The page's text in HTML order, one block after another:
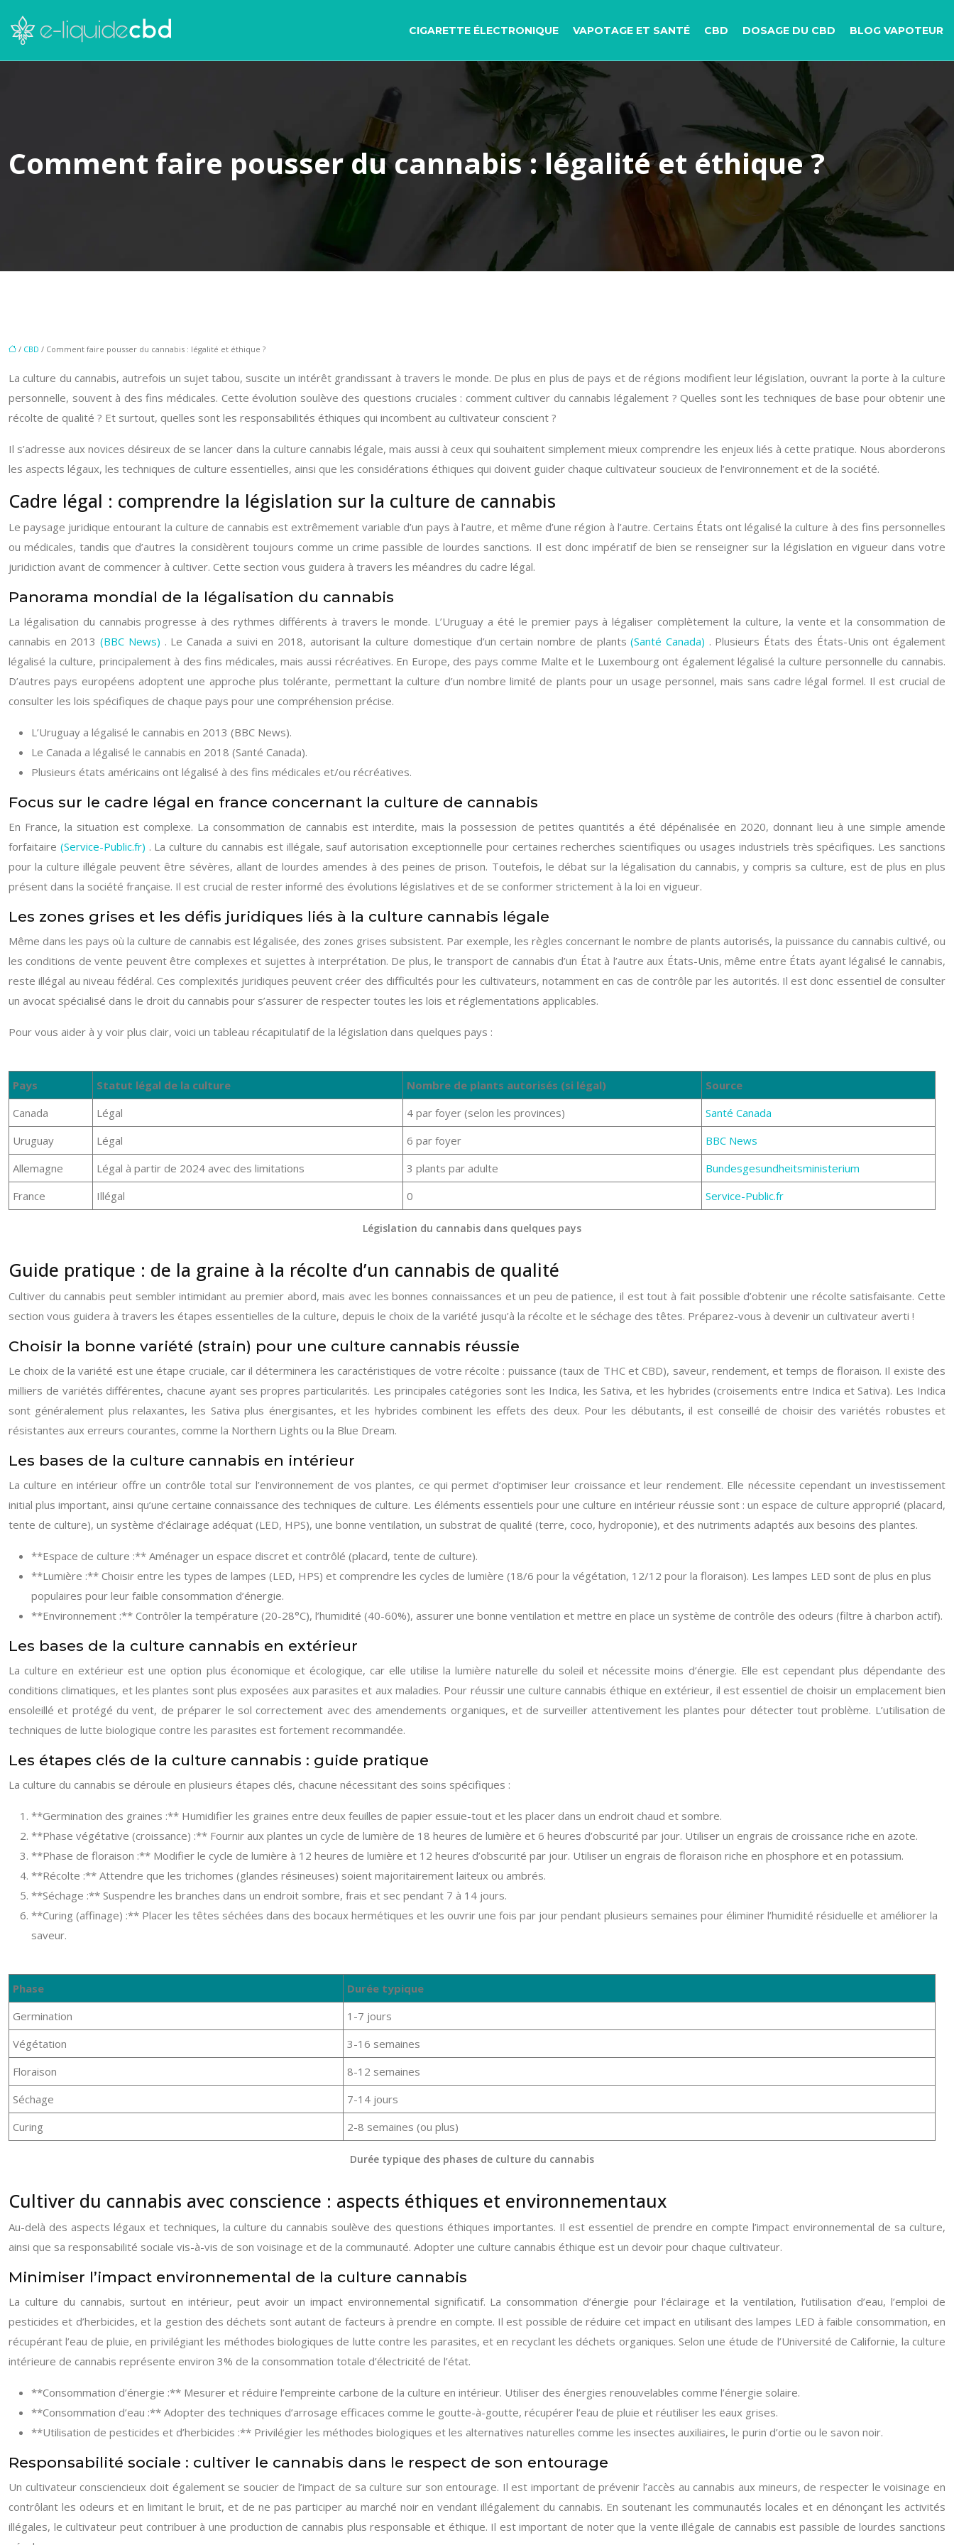
CIGARETTE ÉLECTRONIQUE VAPOTAGE ET SANTÉ CBD DOSAGE DU CBD BLOG VAPOTEUR
Comment faire pousser du cannabis : légalité et éthique ?
/ CBD / Comment faire pousser du cannabis : légalité et éthique ?
La culture du cannabis, autrefois un sujet tabou, suscite un intérêt grandissant à travers le monde. De plus en plus de pays et de régions modifient leur législation, ouvrant la porte à la culture
personnelle, souvent à des fins médicales. Cette évolution soulève des questions cruciales : comment cultiver du cannabis légalement ? Quelles sont les techniques de base pour obtenir une
récolte de qualité ? Et surtout, quelles sont les responsabilités éthiques qui incombent au cultivateur conscient ?
Il s’adresse aux novices désireux de se lancer dans la culture cannabis légale, mais aussi à ceux qui souhaitent simplement mieux comprendre les enjeux liés à cette pratique. Nous aborderons
les aspects légaux, les techniques de culture essentielles, ainsi que les considérations éthiques qui doivent guider chaque cultivateur soucieux de l’environnement et de la société.
Cadre légal : comprendre la législation sur la culture de cannabis
Le paysage juridique entourant la culture de cannabis est extrêmement variable d’un pays à l’autre, et même d’une région à l’autre. Certains États ont légalisé la culture à des fins personnelles
ou médicales, tandis que d’autres la considèrent toujours comme un crime passible de lourdes sanctions. Il est donc impératif de bien se renseigner sur la législation en vigueur dans votre
juridiction avant de commencer à cultiver. Cette section vous guidera à travers les méandres du cadre légal.
Panorama mondial de la légalisation du cannabis
La légalisation du cannabis progresse à des rythmes différents à travers le monde. L’Uruguay a été le premier pays à légaliser complètement la culture, la vente et la consommation de
cannabis en 2013(BBC News) . Le Canada a suivi en 2018, autorisant la culture domestique d’un certain nombre de plants(Santé Canada) . Plusieurs États des États-Unis ont également
légalisé la culture, principalement à des fins médicales, mais aussi récréatives. En Europe, des pays comme Malte et le Luxembourg ont également légalisé la culture personnelle du cannabis.
D’autres pays européens adoptent une approche plus tolérante, permettant la culture d’un nombre limité de plants pour un usage personnel, mais sans cadre légal formel. Il est crucial de
consulter les lois spécifiques de chaque pays pour une compréhension précise.
L’Uruguay a légalisé le cannabis en 2013 (BBC News).
Le Canada a légalisé le cannabis en 2018 (Santé Canada).
Plusieurs états américains ont légalisé à des fins médicales et/ou récréatives.
Focus sur le cadre légal en france concernant la culture de cannabis
En France, la situation est complexe. La consommation de cannabis est interdite, mais la possession de petites quantités a été dépénalisée en 2020, donnant lieu à une simple amende
forfaitaire (Service-Public.fr) . La culture du cannabis est illégale, sauf autorisation exceptionnelle pour certaines recherches scientifiques ou usages industriels très spécifiques. Les sanctions
pour la culture illégale peuvent être sévères, allant de lourdes amendes à des peines de prison. Toutefois, le débat sur la légalisation du cannabis, y compris sa culture, est de plus en plus
présent dans la société française. Il est crucial de rester informé des évolutions législatives et de se conformer strictement à la loi en vigueur.
Les zones grises et les défis juridiques liés à la culture cannabis légale
Même dans les pays où la culture de cannabis est légalisée, des zones grises subsistent. Par exemple, les règles concernant le nombre de plants autorisés, la puissance du cannabis cultivé, ou
les conditions de vente peuvent être complexes et sujettes à interprétation. De plus, le transport de cannabis d’un État à l’autre aux États-Unis, même entre États ayant légalisé le cannabis,
reste illégal au niveau fédéral. Ces complexités juridiques peuvent créer des difficultés pour les cultivateurs, notamment en cas de contrôle par les autorités. Il est donc essentiel de consulter
un avocat spécialisé dans le droit du cannabis pour s’assurer de respecter toutes les lois et réglementations applicables.
Pour vous aider à y voir plus clair, voici un tableau récapitulatif de la législation dans quelques pays :
Législation du cannabis dans quelques pays
Pays Statut légal de la culture Nombre de plants autorisés (si légal)
Source
Canada
Légal 4 par foyer (selon les provinces)
Santé Canada
Uruguay
Légal 6 par foyer
BBC News
Allemagne
Légal à partir de 2024 avec des limitations 3 plants par adulte
Bundesgesundheitsministerium
France
Illégal 0 Service-Public.fr
Guide pratique : de la graine à la récolte d’un cannabis de qualité
Cultiver du cannabis peut sembler intimidant au premier abord, mais avec les bonnes connaissances et un peu de patience, il est tout à fait possible d’obtenir une récolte satisfaisante. Cette
section vous guidera à travers les étapes essentielles de la culture, depuis le choix de la variété jusqu’à la récolte et le séchage des têtes. Préparez-vous à devenir un cultivateur averti !
Choisir la bonne variété (strain) pour une culture cannabis réussie
Le choix de la variété est une étape cruciale, car il déterminera les caractéristiques de votre récolte : puissance (taux de THC et CBD), saveur, rendement, et temps de floraison. Il existe des
milliers de variétés différentes, chacune ayant ses propres particularités. Les principales catégories sont les Indica, les Sativa, et les hybrides (croisements entre Indica et Sativa). Les Indica
sont généralement plus relaxantes, les Sativa plus énergisantes, et les hybrides combinent les effets des deux. Pour les débutants, il est conseillé de choisir des variétés robustes et
résistantes aux erreurs courantes, comme la Northern Lights ou la Blue Dream.
Les bases de la culture cannabis en intérieur
La culture en intérieur offre un contrôle total sur l’environnement de vos plantes, ce qui permet d’optimiser leur croissance et leur rendement. Elle nécessite cependant un investissement
initial plus important, ainsi qu’une certaine connaissance des techniques de culture. Les éléments essentiels pour une culture en intérieur réussie sont : un espace de culture approprié (placard,
tente de culture), un système d’éclairage adéquat (LED, HPS), une bonne ventilation, un substrat de qualité (terre, coco, hydroponie), et des nutriments adaptés aux besoins des plantes.
**Espace de culture :** Aménager un espace discret et contrôlé (placard, tente de culture).
**Lumière :** Choisir entre les types de lampes (LED, HPS) et comprendre les cycles de lumière (18/6 pour la végétation, 12/12 pour la floraison). Les lampes LED sont de plus en plus
populaires pour leur faible consommation d’énergie.
**Environnement :** Contrôler la température (20-28°C), l’humidité (40-60%), assurer une bonne ventilation et mettre en place un système de contrôle des odeurs (filtre à charbon actif).
Les bases de la culture cannabis en extérieur
La culture en extérieur est une option plus économique et écologique, car elle utilise la lumière naturelle du soleil et nécessite moins d’énergie. Elle est cependant plus dépendante des
conditions climatiques, et les plantes sont plus exposées aux parasites et aux maladies. Pour réussir une culture cannabis éthique en extérieur, il est essentiel de choisir un emplacement bien
ensoleillé et protégé du vent, de préparer le sol correctement avec des amendements organiques, et de surveiller attentivement les plantes pour détecter tout problème. L’utilisation de
techniques de lutte biologique contre les parasites est fortement recommandée.
Les étapes clés de la culture cannabis : guide pratique
La culture du cannabis se déroule en plusieurs étapes clés, chacune nécessitant des soins spécifiques :
**Germination des graines :** Humidifier les graines entre deux feuilles de papier essuie-tout et les placer dans un endroit chaud et sombre.
**Phase végétative (croissance) :** Fournir aux plantes un cycle de lumière de 18 heures de lumière et 6 heures d’obscurité par jour. Utiliser un engrais de croissance riche en azote.
**Phase de floraison :** Modifier le cycle de lumière à 12 heures de lumière et 12 heures d’obscurité par jour. Utiliser un engrais de floraison riche en phosphore et en potassium.
**Récolte :** Attendre que les trichomes (glandes résineuses) soient majoritairement laiteux ou ambrés.
**Séchage :** Suspendre les branches dans un endroit sombre, frais et sec pendant 7 à 14 jours.
**Curing (affinage) :** Placer les têtes séchées dans des bocaux hermétiques et les ouvrir une fois par jour pendant plusieurs semaines pour éliminer l’humidité résiduelle et améliorer la
saveur.
Durée typique des phases de culture du cannabis
Phase
Durée typique
Germination
1-7 jours
Végétation
3-16 semaines
Floraison
8-12 semaines
Séchage
7-14 jours
Curing
2-8 semaines (ou plus)
Cultiver du cannabis avec conscience : aspects éthiques et environnementaux
Au-delà des aspects légaux et techniques, la culture du cannabis soulève des questions éthiques importantes. Il est essentiel de prendre en compte l’impact environnemental de sa culture,
ainsi que sa responsabilité sociale vis-à-vis de son voisinage et de la communauté. Adopter une culture cannabis éthique est un devoir pour chaque cultivateur.
Minimiser l’impact environnemental de la culture cannabis
La culture du cannabis, surtout en intérieur, peut avoir un impact environnemental significatif. La consommation d’énergie pour l’éclairage et la ventilation, l’utilisation d’eau, l’emploi de
pesticides et d’herbicides, et la gestion des déchets sont autant de facteurs à prendre en compte. Il est possible de réduire cet impact en utilisant des lampes LED à faible consommation, en
récupérant l’eau de pluie, en privilégiant les méthodes biologiques de lutte contre les parasites, et en recyclant les déchets organiques. Selon une étude de l’Université de Californie, la culture
intérieure de cannabis représente environ 3% de la consommation totale d’électricité de l’état.
**Consommation d’énergie :** Mesurer et réduire l’empreinte carbone de la culture en intérieur. Utiliser des énergies renouvelables comme l’énergie solaire.
**Consommation d’eau :** Adopter des techniques d’arrosage efficaces comme le goutte-à-goutte, récupérer l’eau de pluie et réutiliser les eaux grises.
**Utilisation de pesticides et d’herbicides :** Privilégier les méthodes biologiques et les alternatives naturelles comme les insectes auxiliaires, le purin d’ortie ou le savon noir.
Responsabilité sociale : cultiver le cannabis dans le respect de son entourage
Un cultivateur consciencieux doit également se soucier de l’impact de sa culture sur son entourage. Il est important de prévenir l’accès au cannabis aux mineurs, de respecter le voisinage en
contrôlant les odeurs et en limitant le bruit, et de ne pas participer au marché noir en vendant illégalement du cannabis. En soutenant les communautés locales et en dénonçant les activités
illégales, le cultivateur peut contribuer à une production de cannabis plus responsable et éthique. Il est important de noter que la vente illégale de cannabis est passible de lourdes sanctions